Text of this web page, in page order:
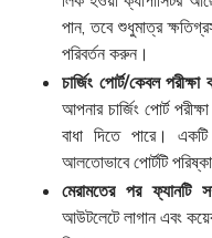
পান, তবে শুধুমাত্র
পরিবর্তন করুন।
চার্জিং পোর্ট/কেবল
আপনার চার্জিং পোর্ট
বাধা দিতে পারে।
আলতোভাবে পোর্টটি
মেরামতের পর ফ্যানটি
আউটলেটে লাগান এবং কয়েক